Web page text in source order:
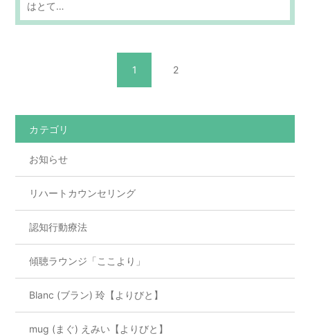
はとて…
1 2
カテゴリ
お知らせ
リハートカウンセリング
認知行動療法
傾聴ラウンジ「ここより」
Blanc (ブラン) 玲【よりびと】
mug (まぐ) えみい【よりびと】